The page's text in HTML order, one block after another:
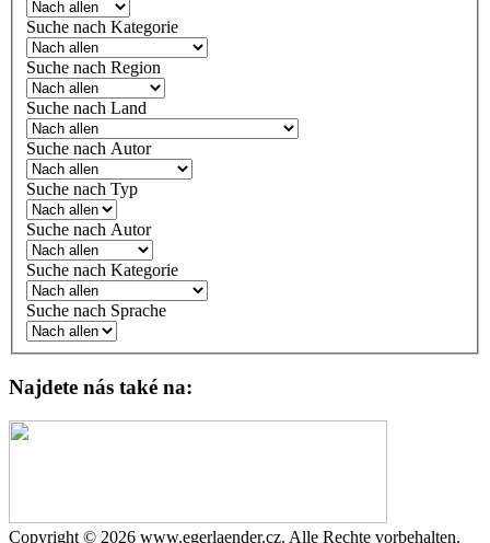
Suche nach Kategorie
Suche nach Region
Suche nach Land
Suche nach Autor
Suche nach Typ
Suche nach Autor
Suche nach Kategorie
Suche nach Sprache
Najdete nás také na:
Copyright © 2026 www.egerlaender.cz. Alle Rechte vorbehalten.